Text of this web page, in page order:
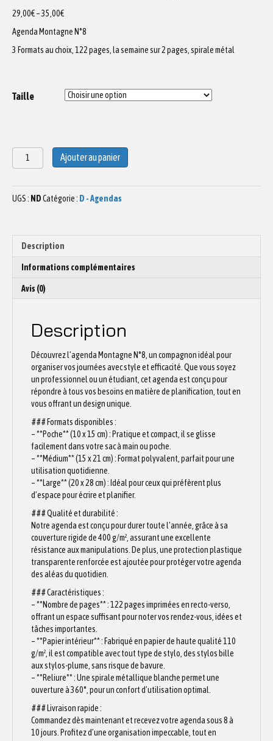
29,00€–35,00€
Agenda Montagne N°8
3 Formats au choix, 122 pages, la semaine sur 2 pages, spirale métal
Taille
quantité
de
Montagne
N°8
Ajouter au panier
UGS : NDCatégorie : D - Agendas
Description
Informations complémentaires
Avis (0)
Description
Découvrez l’agenda Montagne N°8, un compagnon idéal pour
organiser vos journées avec style et efficacité. Que vous soyez
un professionnel ou un étudiant, cet agenda est conçu pour
répondre à tous vos besoins en matière de planification, tout en
vous offrant un design unique.
### Formats disponibles :
– **Poche** (10 x 15 cm) : Pratique et compact, il se glisse
facilement dans votre sac à main ou poche.
– **Médium** (15 x 21 cm) : Format polyvalent, parfait pour une
utilisation quotidienne.
– **Large** (20 x 28 cm) : Idéal pour ceux qui préfèrent plus
d’espace pour écrire et planifier.
### Qualité et durabilité :
Notre agenda est conçu pour durer toute l’année, grâce à sa
couverture rigide de 400 g/m², assurant une excellente
résistance aux manipulations. De plus, une protection plastique
transparente renforcée est ajoutée pour protéger votre agenda
des aléas du quotidien.
### Caractéristiques :
– **Nombre de pages** : 122 pages imprimées en recto-verso,
offrant un espace suffisant pour noter vos rendez-vous, idées et
tâches importantes.
– **Papier intérieur** : Fabriqué en papier de haute qualité 110
g/m², il est compatible avec tout type de stylo, des stylos bille
aux stylos-plume, sans risque de bavure.
– **Reliure** : Une spirale métallique blanche permet une
ouverture à 360°, pour un confort d’utilisation optimal.
### Livraison rapide :
Commandez dès maintenant et recevez votre agenda sous 8 à
10 jours. Profitez d’une organisation impeccable, tout en